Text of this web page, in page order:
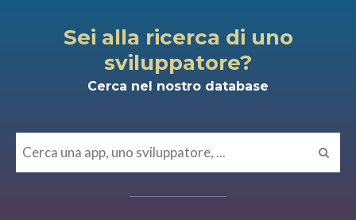
Sei alla ricerca di uno
sviluppatore?
Cerca nel nostro database